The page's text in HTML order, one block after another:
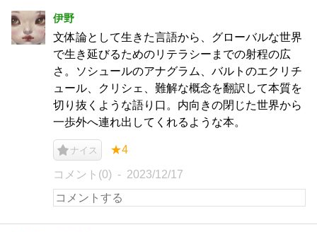
伊野
文体論として生きた言語から、グローバルな世界
で生き延びるためのリテラシーまでの射程の広
さ。ソシュールのアナグラム、バルトのエクリチ
ュール、クリシェ、難解な概念を翻訳して本質を
切り抜くような語り口。内向きの閉じた世界から
一歩外へ連れ出してくれるような本。
ナイス ★4
コメント(0) 2023/12/17